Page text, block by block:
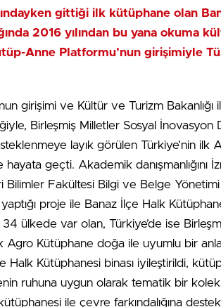
gittiği ilk kütüphane olan
2016 yılından bu yana okuma
Anne Platformu’nun girişimiyle
girişimi ve Kültür ve Turizm Bakanlığı
Birleşmiş Milletler Sosyal
layık görülen Türkiye’nin ilk
hayata geçti. Akademik
Bilimler Fakültesi Bilgi ve Belge
proje ile Banaz İlçe Halk
ülkede var olan, Türkiye’de ise
Agro Kütüphane doğa ile uyumlu bir
Halk Kütüphanesi binası iyileştirildi,
ruhuna uygun olarak tematik bir
ile çevre farkındalığına